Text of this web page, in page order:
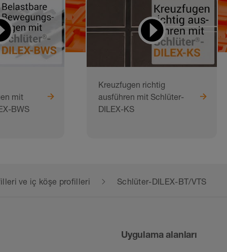
mit
BWS
Kreuzfugen richtig
ausführen mit Schlüter-
DILEX-KS
ve iç köşe profilleri Schlüter-DILEX-BT/VTS
Uygulama alanları